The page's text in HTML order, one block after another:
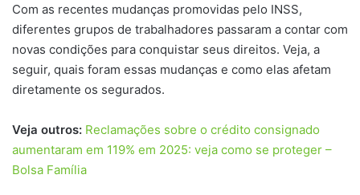
Com as recentes mudanças promovidas pelo INSS,
diferentes grupos de trabalhadores passaram a contar com
novas condições para conquistar seus direitos. Veja, a
seguir, quais foram essas mudanças e como elas afetam
diretamente os segurados.
Veja outros: Reclamações sobre o crédito consignado
aumentaram em 119% em 2025: veja como se proteger –
Bolsa Família